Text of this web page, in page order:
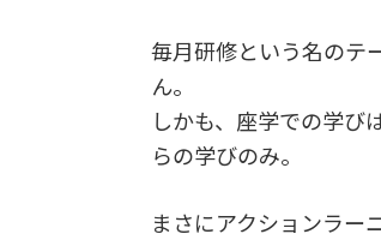
毎月研修という名のテ
ん。
しかも、座学での学び
らの学びのみ。
まさにアクションラー